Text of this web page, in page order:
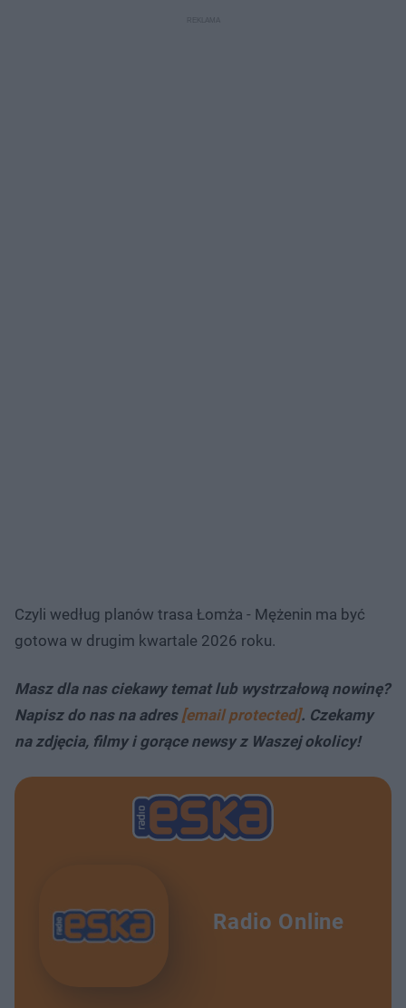
Czyli według planów trasa Łomża - Mężenin ma być
gotowa w drugim kwartale 2026 roku.
Masz dla nas ciekawy temat lub wystrzałową nowinę?
Napisz do nas na adres [email protected]. Czekamy
na zdjęcia, filmy i gorące newsy z Waszej okolicy!
Radio Online